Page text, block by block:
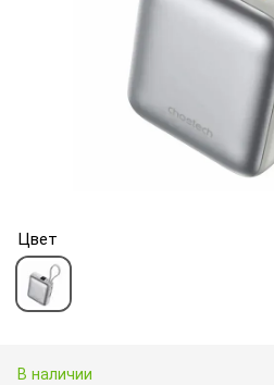
Цвет
В наличии